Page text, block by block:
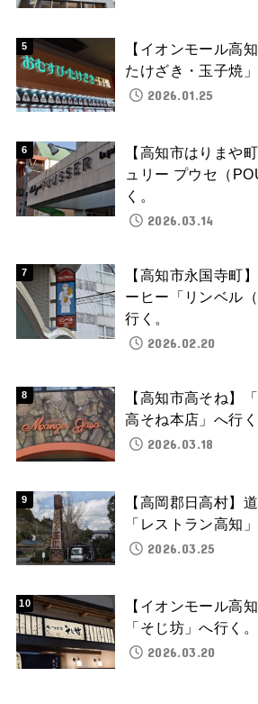
【イオンモール高
たけざき・玉子焼」
2026.01.25
【高知市はりまや
ュリー プウセ（
く。
2026.03.14
【高知市永国寺町
ーヒー「リンベル
行く。
2026.02.20
【高知市高そね】
高そね本店」へ行く
2026.03.18
【高岡郡日高村】
「レストラン高知
2026.03.25
【イオンモール高
「そじ坊」へ行く。
2026.03.20